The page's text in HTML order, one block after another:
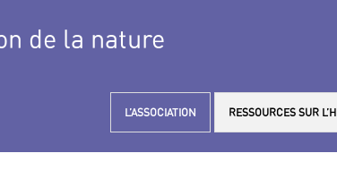
de la nature
L’ASSOCIATION RESSOURCES SUR